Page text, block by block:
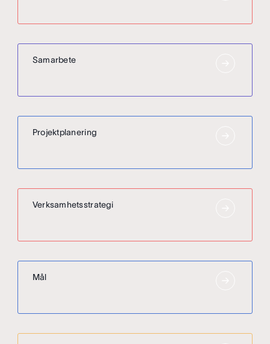
Samarbete
Projektplanering
Verksamhetsstrategi
Mål